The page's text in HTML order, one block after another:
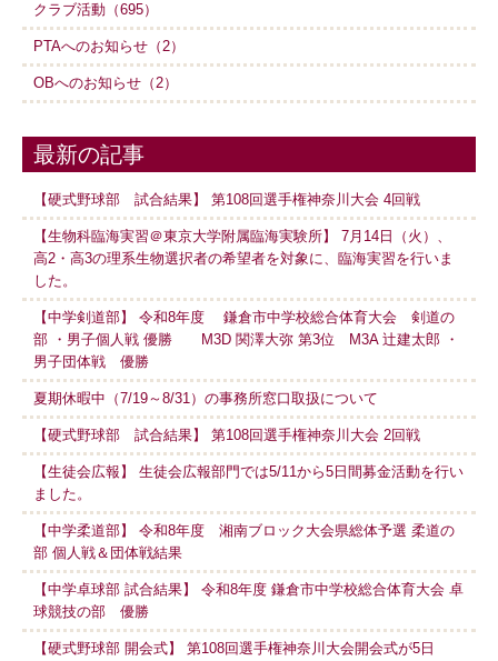
クラブ活動（695）
PTAへのお知らせ（2）
OBへのお知らせ（2）
最新の記事
【硬式野球部 試合結果】 第108回選手権神奈川大会 4回戦
【生物科臨海実習＠東京大学附属臨海実験所】 7月14日（火）、
高2・高3の理系生物選択者の希望者を対象に、臨海実習を行いま
した。
【中学剣道部】 令和8年度 鎌倉市中学校総合体育大会 剣道の
部 ・男子個人戦 優勝 M3D 関澤大弥 第3位 M3A 辻建太郎 ・
男子団体戦 優勝
夏期休暇中（7/19～8/31）の事務所窓口取扱について
【硬式野球部 試合結果】 第108回選手権神奈川大会 2回戦
【生徒会広報】 生徒会広報部門では5/11から5日間募金活動を行い
ました。
【中学柔道部】 令和8年度 湘南ブロック大会県総体予選 柔道の
部 個人戦＆団体戦結果
【中学卓球部 試合結果】 令和8年度 鎌倉市中学校総合体育大会 卓
球競技の部 優勝
【硬式野球部 開会式】 第108回選手権神奈川大会開会式が5日